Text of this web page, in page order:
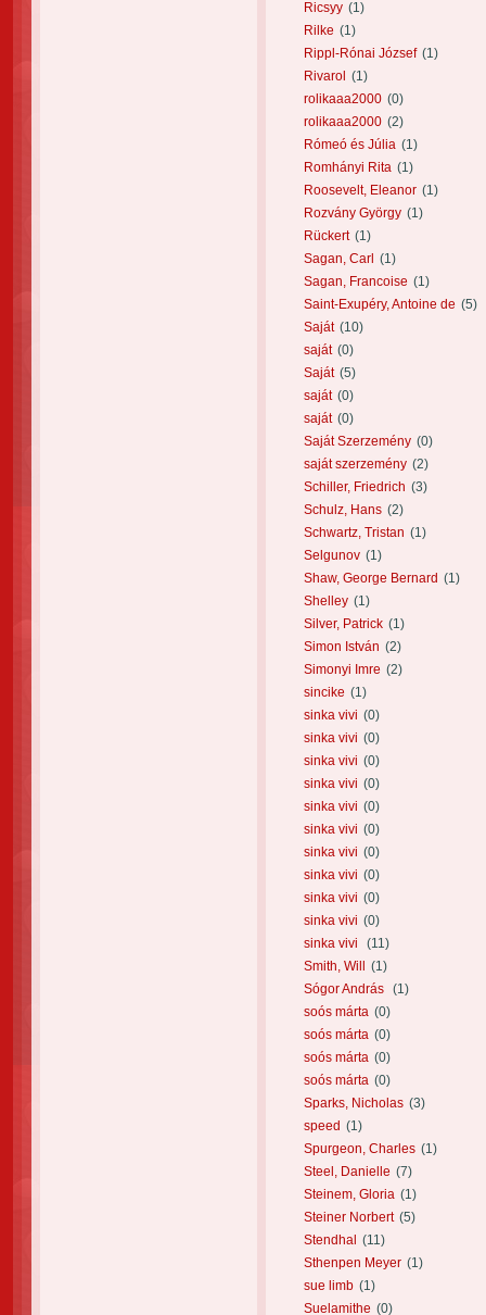
Ricsyy (1)
Rilke (1)
Rippl-Rónai József (1)
Rivarol
(1)
rolikaaa2000 (0)
rolikaaa2000 (2)
Rómeó és Júlia (1)
Romhányi Rita (1)
Roosevelt, Eleanor (1)
Rozvány György (1)
Rückert (1)
Sagan, Carl
(1)
Sagan, Francoise (1)
Saint-Exupéry, Antoine de (5)
Saját (10)
saját (0)
Saját (5)
saját (0)
saját (0)
Saját Szerzemény (0)
saját szerzemény (2)
Schiller, Friedrich (3)
Schulz, Hans (2)
Schwartz, Tristan (1)
Selgunov (1)
Shaw, George Bernard (1)
Shelley (1)
Silver, Patrick (1)
Simon István (2)
Simonyi Imre (2)
sincike (1)
sinka vivi (0)
sinka vivi (0)
sinka vivi (0)
sinka vivi (0)
sinka vivi (0)
sinka vivi (0)
sinka vivi (0)
sinka vivi (0)
sinka vivi (0)
sinka vivi (0)
sinka vivi
(11)
Smith, Will
(1)
Sógor András
(1)
soós márta (0)
soós márta (0)
soós márta (0)
soós márta (0)
Sparks, Nicholas (3)
speed (1)
Spurgeon, Charles (1)
Steel, Danielle (7)
Steinem, Gloria (1)
Steiner Norbert (5)
Stendhal
(11)
Sthenpen Meyer (1)
sue limb (1)
Suelamithe (0)